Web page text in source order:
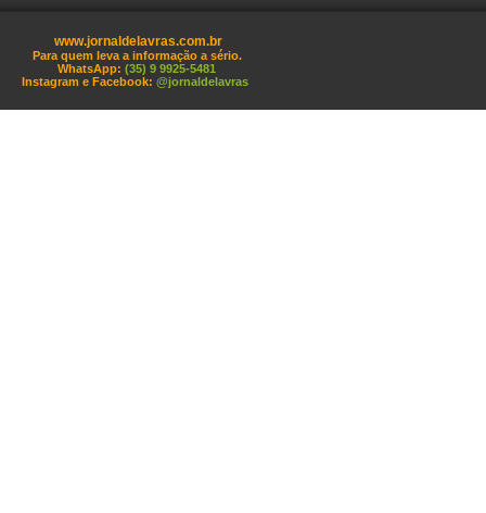
www.jornaldelavras.com.br
Para quem leva a informação a sério.
WhatsApp: (35) 9 9925-5481
Instagram e Facebook: @jornaldelavras